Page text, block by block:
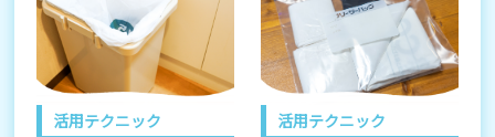
活用テクニック 活用テクニック